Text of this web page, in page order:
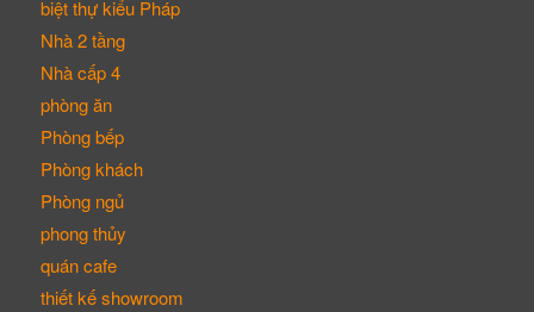
biệt thự kiểu Pháp
Nhà 2 tầng
Nhà cấp 4
phòng ăn
Phòng bếp
Phòng khách
Phòng ngủ
phong thủy
quán cafe
thiết kế showroom